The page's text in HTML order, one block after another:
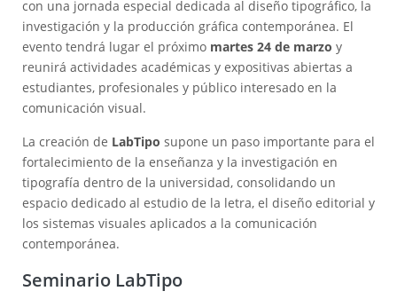
con una jornada especial dedicada al diseño tipográfico, la
investigación y la producción gráfica contemporánea. El
evento tendrá lugar el próximo martes 24 de marzo y
reunirá actividades académicas y expositivas abiertas a
estudiantes, profesionales y público interesado en la
comunicación visual.
La creación de LabTipo supone un paso importante para el
fortalecimiento de la enseñanza y la investigación en
tipografía dentro de la universidad, consolidando un
espacio dedicado al estudio de la letra, el diseño editorial y
los sistemas visuales aplicados a la comunicación
contemporánea.
Seminario LabTipo